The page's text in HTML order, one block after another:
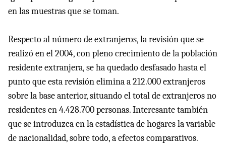
en las muestras que se toman.
Respecto al número de extranjeros, la revisión que se
realizó en el 2004, con pleno crecimiento de la población
residente extranjera, se ha quedado desfasado hasta el
punto que esta revisión elimina a 212.000 extranjeros
sobre la base anterior, situando el total de extranjeros no
residentes en 4.428.700 personas. Interesante también
que se introduzca en la estadística de hogares la variable
de nacionalidad, sobre todo, a efectos comparativos.